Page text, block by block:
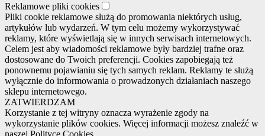
Reklamowe pliki cookies
Pliki cookie reklamowe służą do promowania niektórych usług,
artykułów lub wydarzeń. W tym celu możemy wykorzystywać
reklamy, które wyświetlają się w innych serwisach internetowych.
Celem jest aby wiadomości reklamowe były bardziej trafne oraz
dostosowane do Twoich preferencji. Cookies zapobiegają też
ponownemu pojawianiu się tych samych reklam. Reklamy te służą
wyłącznie do informowania o prowadzonych działaniach naszego
sklepu internetowego.
ZATWIERDZAM
Korzystanie z tej witryny oznacza wyrażenie zgody na
wykorzystanie plików cookies. Więcej informacji możesz znaleźć w
naszej Polityce Cookies.